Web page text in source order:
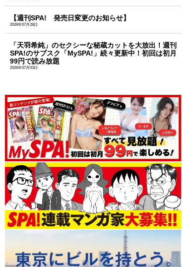
【週刊SPA! 発売日変更のお知らせ】
2026年07月28日
「天羽希純」のセクシーな秘蔵カットを大放出！週刊
SPA!のサブスク「MySPA!」続々更新中！初回は初月
99円で読み放題
2026年07月03日